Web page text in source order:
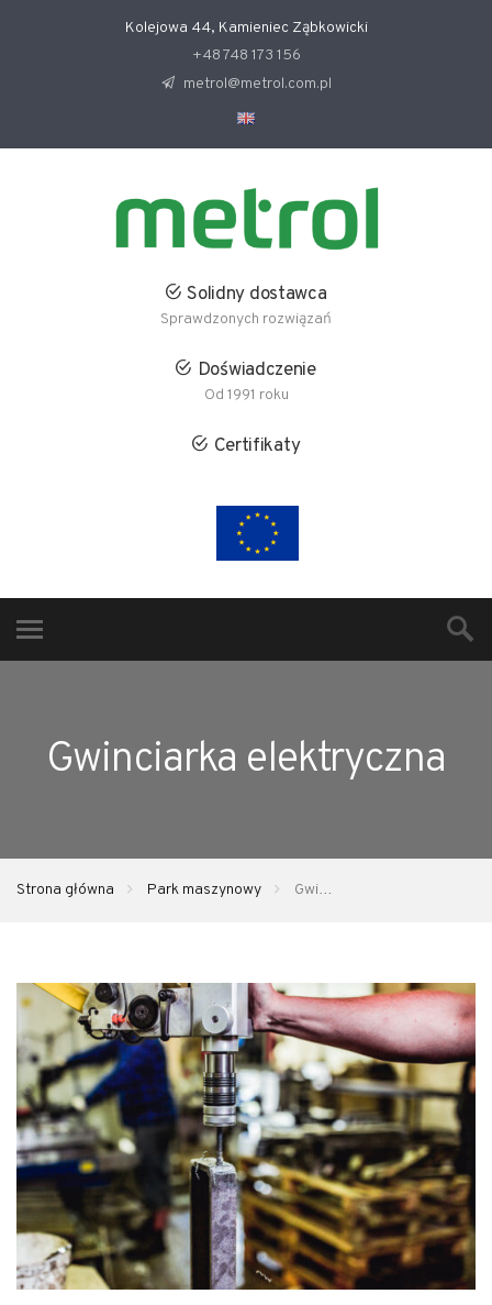
Kolejowa 44, Kamieniec Ząbkowicki
+48 748 173 156
metrol@metrol.com.pl
Solidny dostawca
Sprawdzonych rozwiązań
Doświadczenie
Od 1991 roku
Certifikaty
Gwinciarka elektryczna
Strona główna Park maszynowy Gwinciarka elektryczna